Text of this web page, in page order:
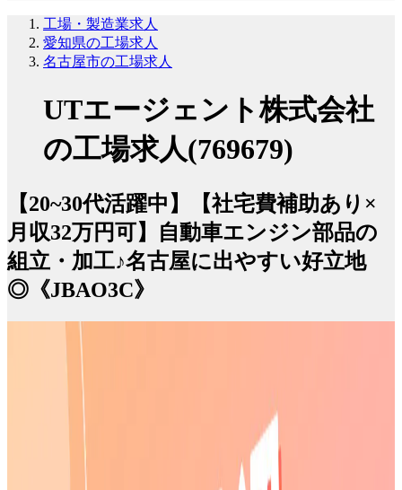
工場・製造業求人
愛知県の工場求人
名古屋市の工場求人
UTエージェント株式会社
の工場求人(769679)
【20~30代活躍中】【社宅費補助あり×
月収32万円可】自動車エンジン部品の
組立・加工♪名古屋に出やすい好立地
◎《JBAO3C》